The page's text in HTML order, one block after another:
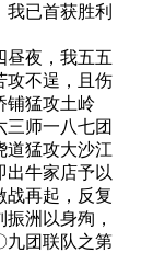
已首获胜利
昼夜，我五五
攻不逞，且伤
铺猛攻土岭
三师一八七团
道猛攻大沙江
出牛家店予以
战再起，反复
洲以身殉，
九团联队之第